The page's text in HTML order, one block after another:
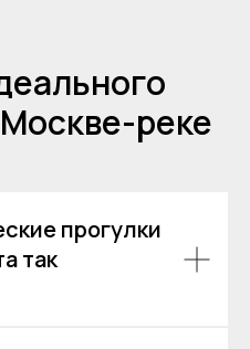
реке
прогулки
так